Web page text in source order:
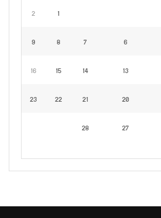
1
2
6
7
8
9
13
14
15
16
20
21
22
23
27
28